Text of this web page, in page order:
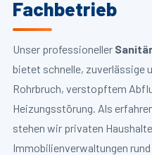
Fachbetrieb
Unser professioneller
bietet schnelle, zuverlässige
Rohrbruch, verstopftem
Heizungsstörung. Als
stehen wir privaten
Immobilienverwaltungen rund